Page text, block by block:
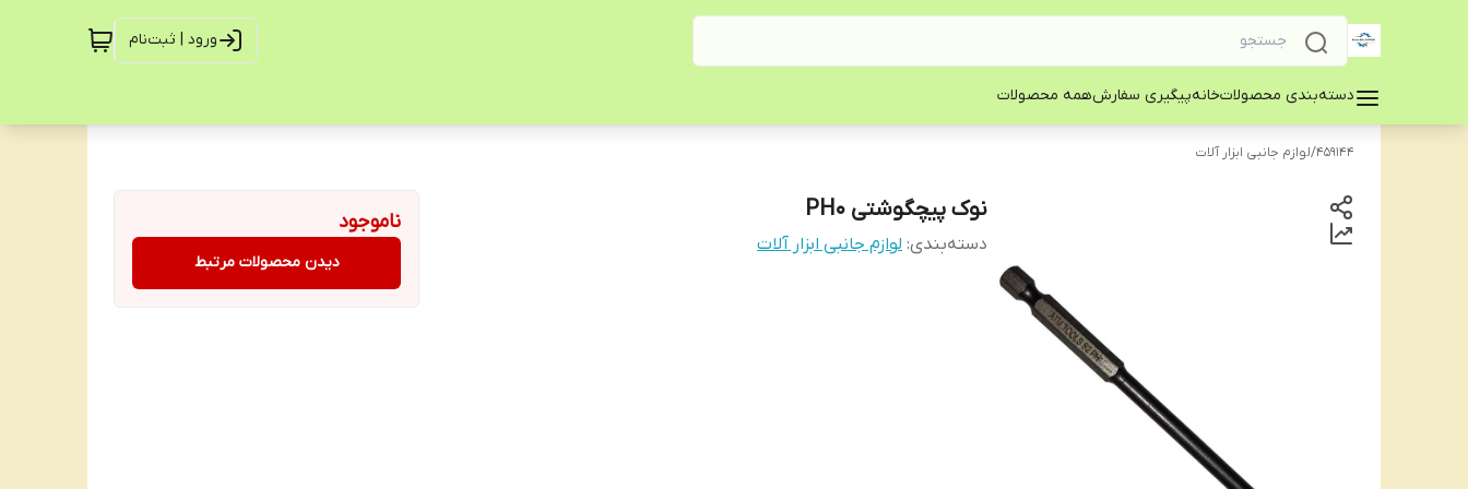
ورود | ثبت‌نام
دسته‌بندی محصولاتخانهپیگیری سفارشهمه محصولات
459144
/لوازم جانبی ابزار آلات
نوک پیچگوشتی PH0
دسته‌بندی: لوازم جانبی ابزار آلات
ناموجود
دیدن محصولات مرتبط